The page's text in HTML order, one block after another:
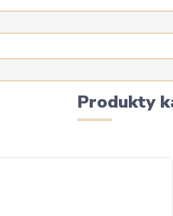
Produkty